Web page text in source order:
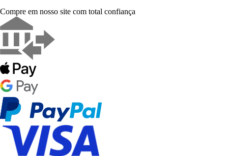
Compre em nosso site com total confiança